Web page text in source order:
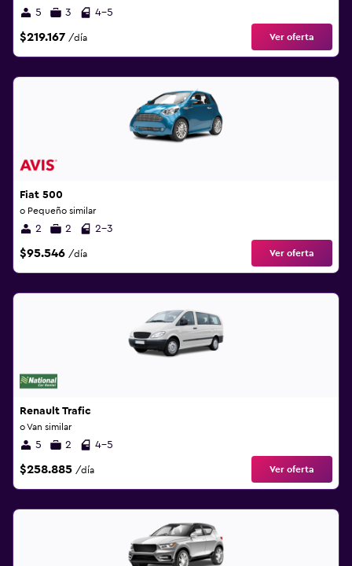
5 3 4-5
$219.167 /día Ver oferta
Fiat 500
o Pequeño similar
2 2 2-3
$95.546 /día Ver oferta
Renault Trafic
o Van similar
5 2 4-5
$258.885 /día Ver oferta